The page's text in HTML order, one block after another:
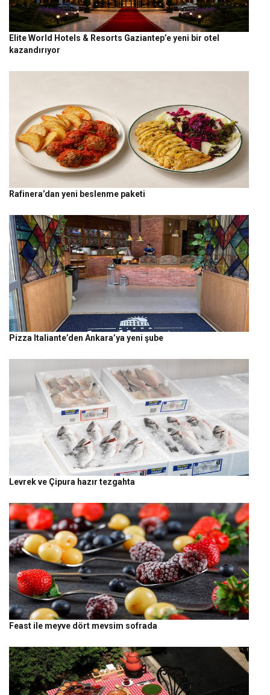
Elite World Hotels & Resorts Gaziantep’e yeni bir otel
kazandırıyor
Rafinera’dan yeni beslenme paketi
Pizza Italiante’den Ankara’ya yeni şube
Levrek ve Çipura hazır tezgahta
Feast ile meyve dört mevsim sofrada